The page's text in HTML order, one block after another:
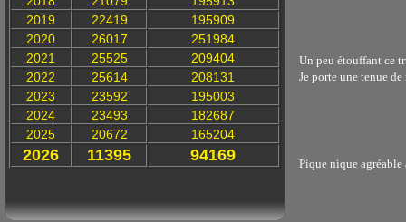
2019
22419
195909
2020
26017
251984
2021
25525
209404
2022
25614
208131
2023
23592
195003
2024
23493
182687
2025
20672 165204
2026 11395 94169
Un peu étouffant ce
Je porte une tenue
Pique nique